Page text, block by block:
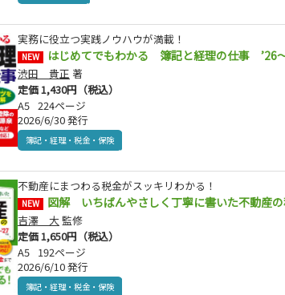
実務に役立つ実践ノウハウが満載！
NEW はじめてでもわかる 簿記と経理の仕事 ’26
渋田 貴正 著
定価 1,430円（税込）
A5 224ページ
2026/6/30 発行
簿記・経理・税金・保険
不動産にまつわる税金がスッキリわかる！
NEW 図解 いちばんやさしく丁寧に書いた不動産
吉澤 大 監修
定価 1,650円（税込）
A5 192ページ
2026/6/10 発行
簿記・経理・税金・保険